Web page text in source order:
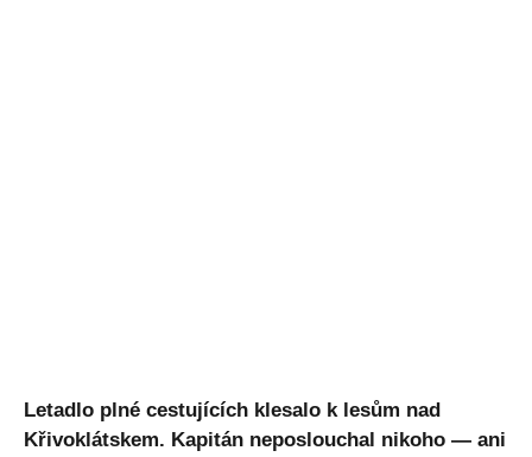
Letadlo plné cestujících klesalo k lesům nad
Křivoklátskem. Kapitán neposlouchal nikoho — ani